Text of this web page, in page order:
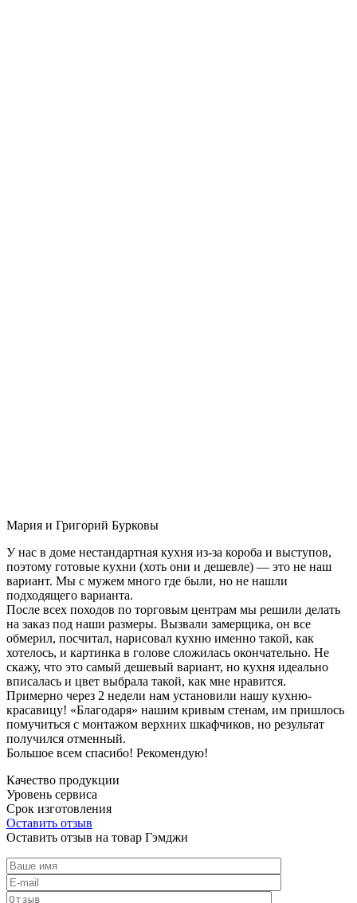
Мария и Григорий Бурковы
У нас в доме нестандартная кухня из-за короба и выступов,
поэтому готовые кухни (хоть они и дешевле) — это не наш
вариант. Мы с мужем много где были, но не нашли
подходящего варианта.
После всех походов по торговым центрам мы решили делать
на заказ под наши размеры. Вызвали замерщика, он все
обмерил, посчитал, нарисовал кухню именно такой, как
хотелось, и картинка в голове сложилась окончательно. Не
скажу, что это самый дешевый вариант, но кухня идеально
вписалась и цвет выбрала такой, как мне нравится.
Примерно через 2 недели нам установили нашу кухню-
красавицу! «Благодаря» нашим кривым стенам, им пришлось
помучиться с монтажом верхних шкафчиков, но результат
получился отменный.
Большое всем спасибо! Рекомендую!
Качество продукции
Уровень сервиса
Срок изготовления
Оставить отзыв
Оставить отзыв на товар Гэмджи